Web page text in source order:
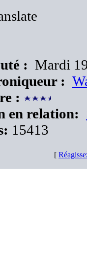
: Mardi
:
:
en relation:
15413
[